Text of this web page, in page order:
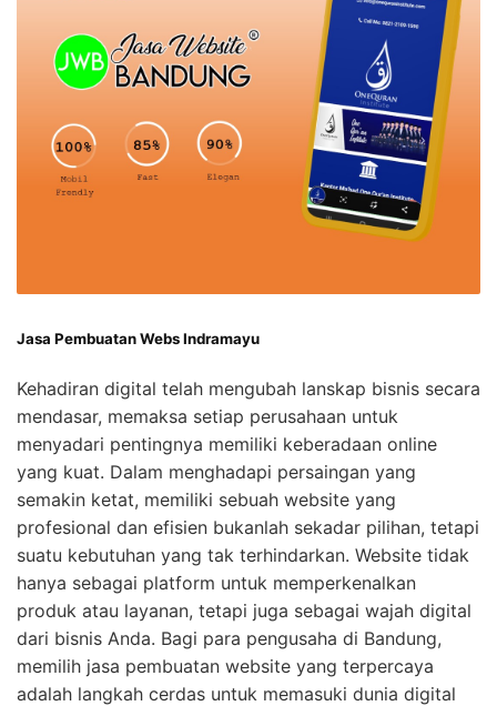
Jasa Pembuatan Webs Indramayu
Kehadiran digital telah mengubah lanskap bisnis secara
mendasar, memaksa setiap perusahaan untuk
menyadari pentingnya memiliki keberadaan online
yang kuat. Dalam menghadapi persaingan yang
semakin ketat, memiliki sebuah website yang
profesional dan efisien bukanlah sekadar pilihan, tetapi
suatu kebutuhan yang tak terhindarkan. Website tidak
hanya sebagai platform untuk memperkenalkan
produk atau layanan, tetapi juga sebagai wajah digital
dari bisnis Anda. Bagi para pengusaha di Bandung,
memilih jasa pembuatan website yang terpercaya
adalah langkah cerdas untuk memasuki dunia digital